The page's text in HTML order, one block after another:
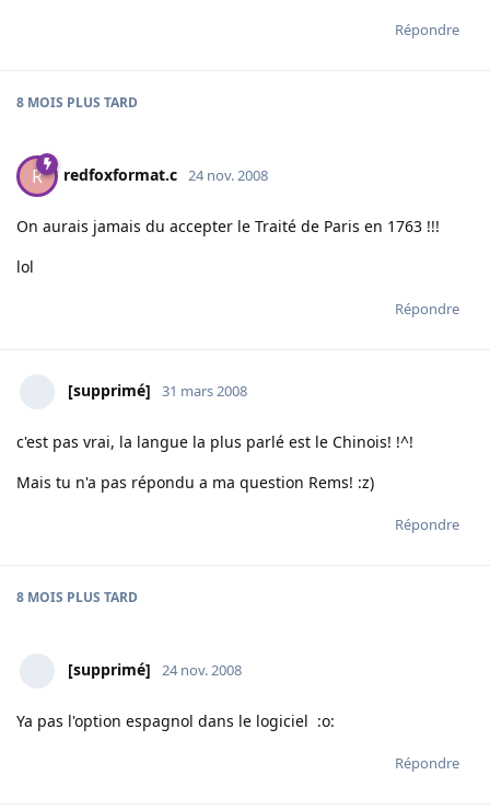
Répondre
8 MOIS PLUS TARD
R redfoxformat.c 24 nov. 2008
On aurais jamais du accepter le Traité de Paris en 1763 !!!
lol
Répondre
[supprimé] 31 mars 2008
c'est pas vrai, la langue la plus parlé est le Chinois! !^!
Mais tu n'a pas répondu a ma question Rems! :z)
Répondre
8 MOIS PLUS TARD
[supprimé] 24 nov. 2008
Ya pas l'option espagnol dans le logiciel :o:
Répondre